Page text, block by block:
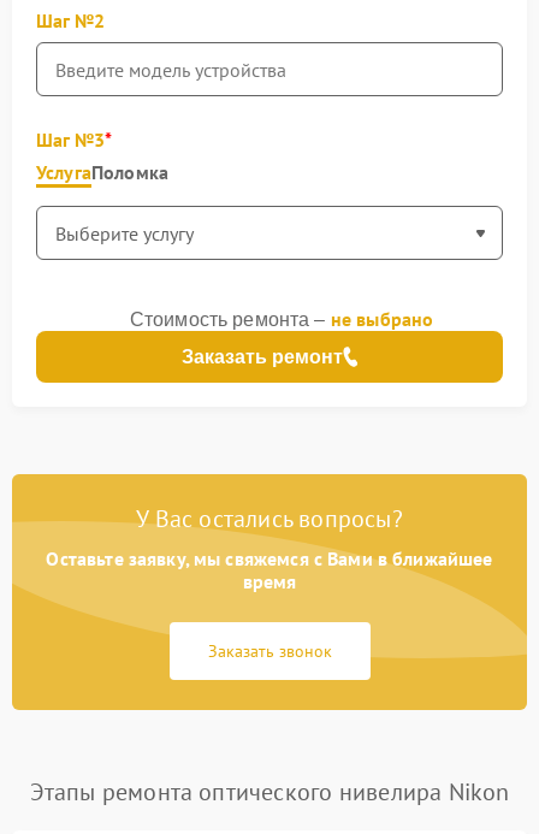
Шаг №2
Шаг №3
УслугаПоломка
Заказать ремонт
Стоимость ремонта – не выбрано
У Вас остались вопросы?
Оставьте заявку, мы свяжемся с Вами в ближайшее
время
Заказать звонок
Этапы ремонта оптического нивелира Nikon